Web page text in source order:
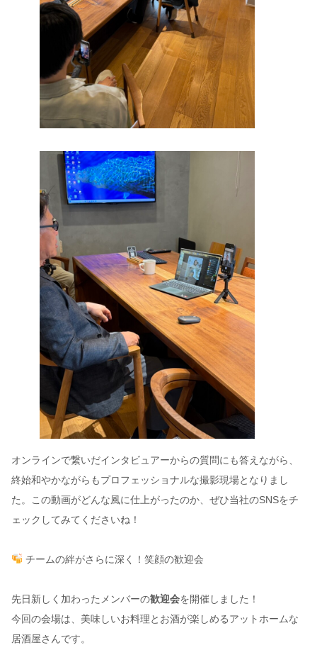
オンラインで繋いだインタビュアーからの質問にも答えながら、
終始和やかながらもプロフェッショナルな撮影現場となりまし
た。この動画がどんな風に仕上がったのか、ぜひ当社のSNSをチ
ェックしてみてくださいね！
チームの絆がさらに深く！笑顔の歓迎会
先日新しく加わったメンバーの歓迎会を開催しました！
今回の会場は、美味しいお料理とお酒が楽しめるアットホームな
居酒屋さんです。